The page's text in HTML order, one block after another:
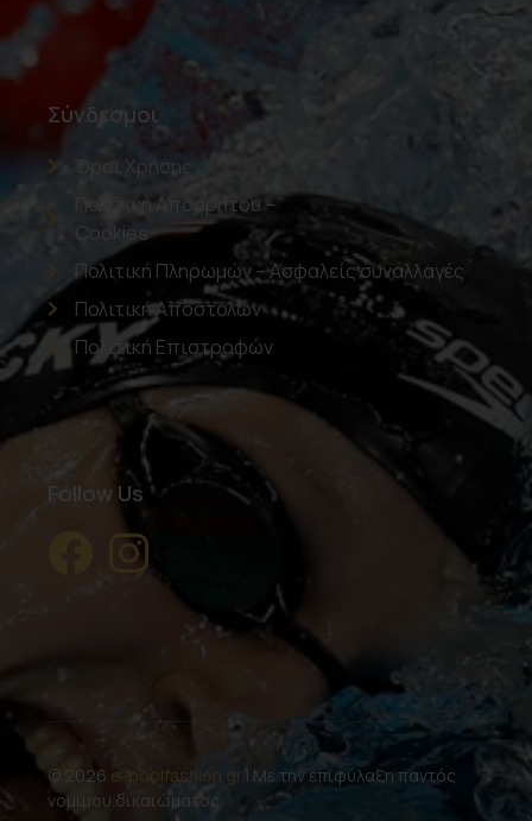
Σύνδεσμοι
Όροι Χρήσης
Πολιτική Απορρήτου –
Cookies
Πολιτική Πληρωμών – Ασφαλείς συναλλαγές
Πολιτική Αποστολών
Πολιτική Επιστροφών
Follow Us
© 2026 e-poolfashion.gr | Με την επιφύλαξη παντός
νομίμου δικαιώματος.